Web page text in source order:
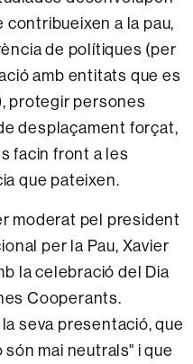
a la pau,
de polítiques (per
amb entitats que es
protegir persones
desplaçament forçat,
facin front a les
que pateixen.
moderat pel president
per la Pau, Xavier
la celebració del Dia
Cooperants.
seva presentació, que
mai neutrals" i que